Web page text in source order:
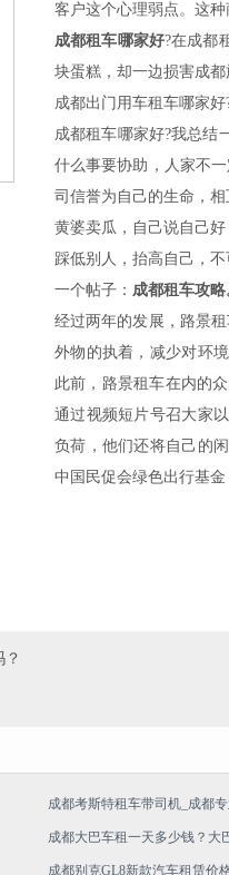
客户这个心理弱点。这
成都租车哪家好?在成都
块蛋糕，却一边损害成都
成都出门用车租车哪家
成都租车哪家好?我总结
什么事要协助，人家不
司信誉为自己的生命，相
黄婆卖瓜，自己说自己
踩低别人，抬高自己，
一个帖子： 成都租车攻略
经过两年的发展，路景
外物的执着，减少对环
此前，路景租车在内的
通过视频短片号召大家
负荷，他们还将自己的
中国民促会绿色出行基金
成都考斯特租车带司机_成都
成都大巴车租一天多少钱？大
成都别克GL8新款汽车租赁价